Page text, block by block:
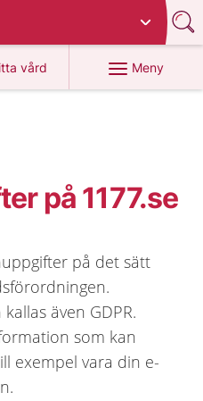
vård
på 1177.se
Meny
på 1177.se
på det sätt
även GDPR.
som kan
exempel vara din e-